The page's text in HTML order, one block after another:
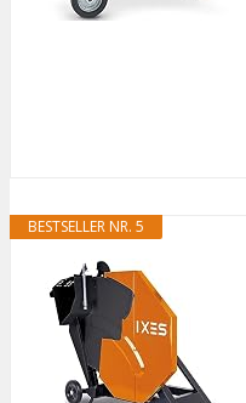
BESTSELLER NR. 5